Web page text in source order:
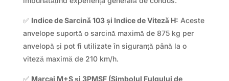
✅ Indice de Sarcină 103 și Indice de Viteză H: Aceste
anvelope suportă o sarcină maximă de 875 kg per
anvelopă și pot fi utilizate în siguranță până la o
viteză maximă de 210 km/h.
✅ Marcaj M+S și 3PMSF (Simbolul Fulgului de